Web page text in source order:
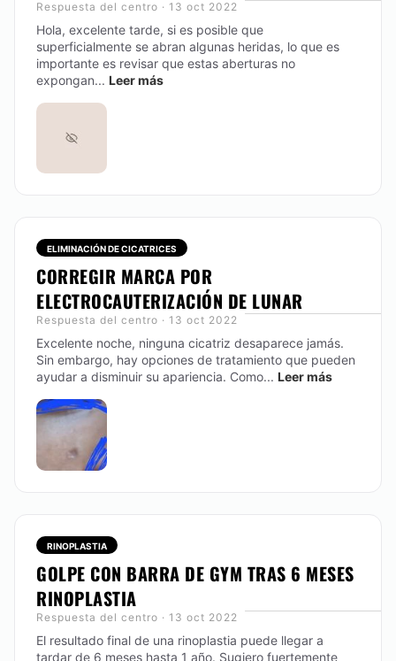
Respuesta del centro · 13 oct 2022
Hola, excelente tarde, si es posible que
superficialmente se abran algunas heridas, lo que es
importante es revisar que estas aberturas no
expongan... Leer más
ELIMINACIÓN DE CICATRICES
CORREGIR MARCA POR
ELECTROCAUTERIZACIÓN DE LUNAR
Respuesta del centro · 13 oct 2022
Excelente noche, ninguna cicatriz desaparece jamás.
Sin embargo, hay opciones de tratamiento que pueden
ayudar a disminuir su apariencia. Como... Leer más
RINOPLASTIA
GOLPE CON BARRA DE GYM TRAS 6 MESES
RINOPLASTIA
Respuesta del centro · 13 oct 2022
El resultado final de una rinoplastia puede llegar a
tardar de 6 meses hasta 1 año. Sugiero fuertemente